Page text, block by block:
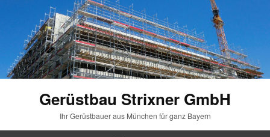
Gerüstbau Strixner GmbH
Ihr Gerüstbauer aus München für ganz Bayern